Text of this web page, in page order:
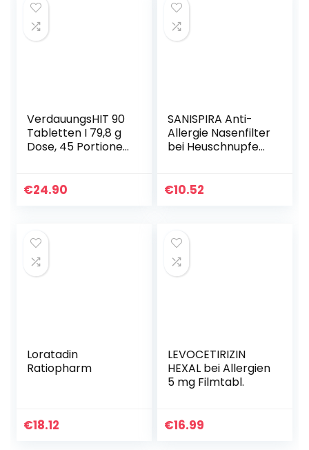
VerdauungsHIT 90
Tabletten I 79,8 g
Dose, 45 Portionen
Enzyme,
€24.90
SANISPIRA Anti-
Allergie Nasenfilter
bei Heuschnupfen,
Patentiertes 360°
€10.52
Loratadin
Ratiopharm
€18.12
LEVOCETIRIZIN
HEXAL bei Allergien
5 mg Filmtabl.
€16.99